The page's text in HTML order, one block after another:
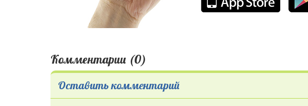
Комментарии (0)
Оставить комментарий